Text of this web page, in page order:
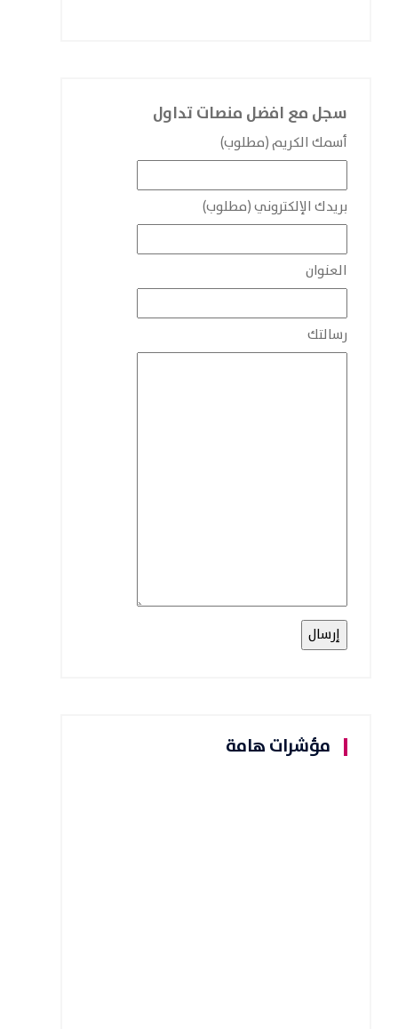
سجل مع افضل منصات تداول
أسمك الكريم (مطلوب)
بريدك الإلكتروني (مطلوب)
العنوان
رسالتك
مؤشرات هامة